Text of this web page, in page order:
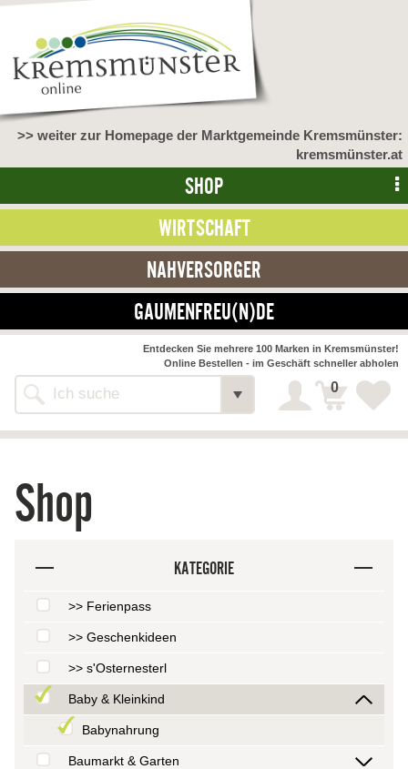
>> weiter zur Homepage der Marktgemeinde Kremsmünster:
kremsmünster.at
SHOP
WIRTSCHAFT
NAHVERSORGER
GAUMENFREU(N)DE
Shop
Entdecken Sie mehrere 100 Marken in Kremsmünster!
Online Bestellen - im Geschäft schneller abholen
0
Shop
KATEGORIE
>> Ferienpass
>> Geschenkideen
>> s'Osternesterl
Baby & Kleinkind
Babynahrung
Baumarkt & Garten